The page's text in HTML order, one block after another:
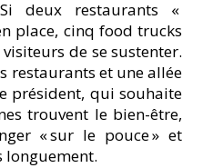
deux restaurants «
place, cinq food trucks
de se sustenter.
restaurants et une allée
président, qui souhaite
trouvent le bien-être,
« sur le pouce » et
longuement.